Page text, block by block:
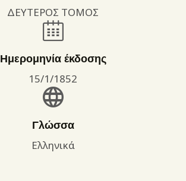
ΔΕΥΤΕΡΟΣ ΤΟΜΟΣ
Ημερομηνία έκδοσης
15/1/1852
Γλώσσα
Ελληνικά